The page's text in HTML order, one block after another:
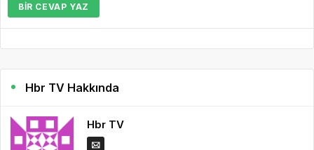
BIR CEVAP YAZ
Hbr TV Hakkında
Hbr TV